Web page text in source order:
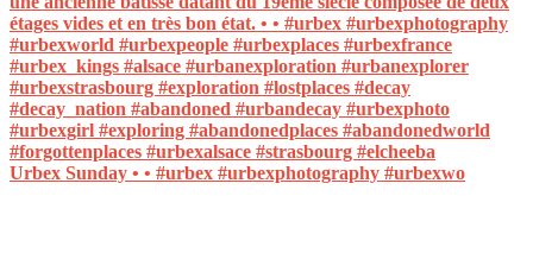
Urbex Sunday • • #urbex #urbexphotography #urbexwo